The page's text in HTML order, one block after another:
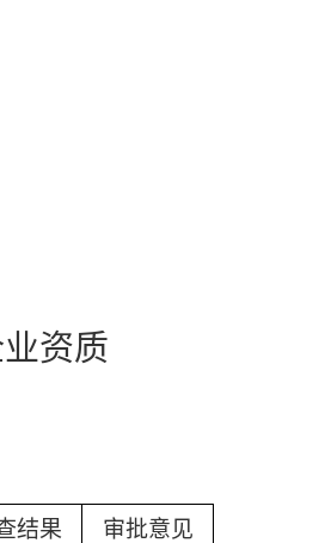
资质
结果 审批意见